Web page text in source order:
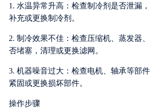
1. 水温异常升高：检查制冷剂是否泄漏
补充或更换制冷剂。
2. 制冷效果不佳：检查压缩机、蒸发器
否堵塞，清理或更换滤网。
3. 机器噪音过大：检查电机、轴承等部
紧固或更换损坏部件。
操作步骤